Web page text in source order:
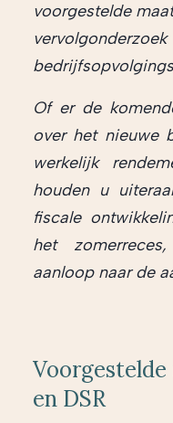
voorgestelde
Of er de
over het nieuwe
werkelijk
houden u
fiscale
het
aanloop naar de
Voorgestelde
en DSR